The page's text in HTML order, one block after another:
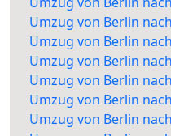
Umzug von Berlin
Umzug von Berlin
Umzug von Berlin
Umzug von Berlin
Umzug von Berlin
Umzug von Berlin